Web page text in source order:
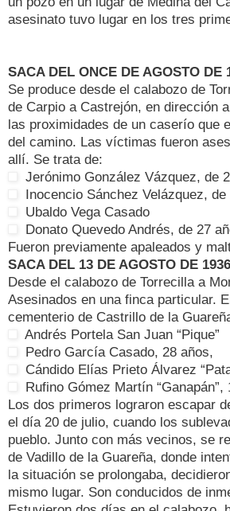
asesinato tuvo lugar en los tres
SACA DEL ONCE DE AGOSTO DE
Se produce desde el calabozo de
de Carpio a Castrejón, en dirección
las proximidades de un caserío que
del camino. Las víctimas fueron
allí. Se trata de:
Jerónimo González Vázquez, de
Inocencio Sánchez Velázquez, de
Ubaldo Vega Casado
Donato Quevedo Andrés, de 27
Fueron previamente apaleados y
SACA DEL 13 DE AGOSTO DE 1936
Desde el calabozo de Torrecilla a
Asesinados en una finca particular.
cementerio de Castrillo de la
Andrés Portela San Juan “Pique”
Pedro García Casado, 28 años,
Cándido Elías Prieto Álvarez
Rufino Gómez Martín “Ganapán”,
Los dos primeros lograron escapar
el día 20 de julio, cuando los
pueblo. Junto con más vecinos, se
de Vadillo de la Guareña, donde
la situación se prolongaba,
mismo lugar. Son conducidos de